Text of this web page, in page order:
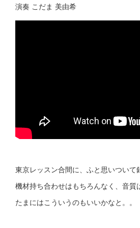
演奏 こだま 美由希
東京レッスン合間に、ふと思いついて
機材持ち合わせはもちろんなく、音質
たまにはこういうのもいいかなと。。